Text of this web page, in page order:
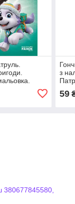
з
59
380677845580,